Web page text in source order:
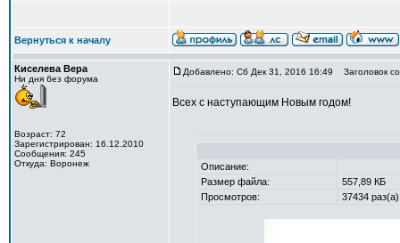
Вернуться к началу
Киселева Вера
Ни дня без форума
Возраст: 72
Зарегистрирован: 16.12.2010
Сообщения: 245
Откуда: Воронеж
Добавлено: Сб Дек 31, 2016 16:49 Заголовок
Всех с наступающим Новым годом!
Описание:
Размер файла:
557,89 КБ
Просмотров:
37434 раз(а)